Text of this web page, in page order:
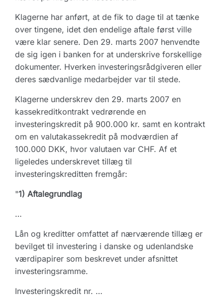
Klagerne har anført, at de fik to dage til at tænke
over tingene, idet den endelige aftale først ville
være klar senere. Den 29. marts 2007 henvendte
de sig igen i banken for at underskrive forskellige
dokumenter. Hverken investeringsrådgiveren eller
deres sædvanlige medarbejder var til stede.
Klagerne underskrev den 29. marts 2007 en
kassekreditkontrakt vedrørende en
investeringskredit på 900.000 kr. samt en kontrakt
om en valutakassekredit på modværdien af
100.000 DKK, hvor valutaen var CHF. Af et
ligeledes underskrevet tillæg til
investeringskreditten fremgår:
"1) Aftalegrundlag
…
Lån og kreditter omfattet af nærværende tillæg er
bevilget til investering i danske og udenlandske
værdipapirer som beskrevet under afsnittet
investeringsramme.
Investeringskredit nr. …